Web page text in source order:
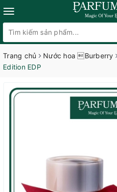
Trang chủ Nước hoa Burberry
Edition EDP